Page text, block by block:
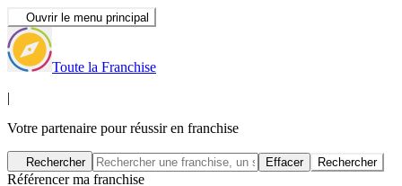
Ouvrir le menu principal
Toute la Franchise
|
Votre partenaire pour réussir en franchise
Rechercher Effacer Rechercher
Référencer ma franchise